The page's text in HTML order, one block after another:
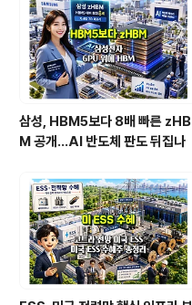
삼성, HBM5보다 8배 빠른 zHB
M 공개…AI 반도체 판도 뒤집나